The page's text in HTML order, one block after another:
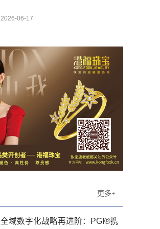
2026-06-17
更多+
全域数字化战略再进阶：PGI®携